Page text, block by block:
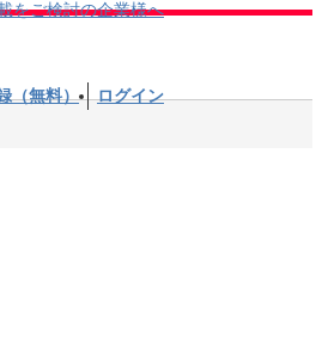
をご検討の企業様へ
（無料） ログイン